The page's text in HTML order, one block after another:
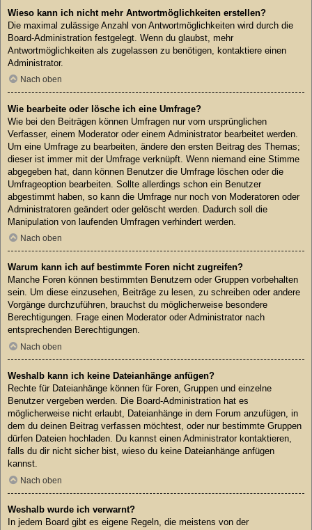
Wieso kann ich nicht mehr Antwortmöglichkeiten erstellen?
Die maximal zulässige Anzahl von Antwortmöglichkeiten wird durch die
Board-Administration festgelegt. Wenn du glaubst, mehr
Antwortmöglichkeiten als zugelassen zu benötigen, kontaktiere einen
Administrator.
Nach oben
Wie bearbeite oder lösche ich eine Umfrage?
Wie bei den Beiträgen können Umfragen nur vom ursprünglichen
Verfasser, einem Moderator oder einem Administrator bearbeitet werden.
Um eine Umfrage zu bearbeiten, ändere den ersten Beitrag des Themas;
dieser ist immer mit der Umfrage verknüpft. Wenn niemand eine Stimme
abgegeben hat, dann können Benutzer die Umfrage löschen oder die
Umfrageoption bearbeiten. Sollte allerdings schon ein Benutzer
abgestimmt haben, so kann die Umfrage nur noch von Moderatoren oder
Administratoren geändert oder gelöscht werden. Dadurch soll die
Manipulation von laufenden Umfragen verhindert werden.
Nach oben
Warum kann ich auf bestimmte Foren nicht zugreifen?
Manche Foren können bestimmten Benutzern oder Gruppen vorbehalten
sein. Um diese einzusehen, Beiträge zu lesen, zu schreiben oder andere
Vorgänge durchzuführen, brauchst du möglicherweise besondere
Berechtigungen. Frage einen Moderator oder Administrator nach
entsprechenden Berechtigungen.
Nach oben
Weshalb kann ich keine Dateianhänge anfügen?
Rechte für Dateianhänge können für Foren, Gruppen und einzelne
Benutzer vergeben werden. Die Board-Administration hat es
möglicherweise nicht erlaubt, Dateianhänge in dem Forum anzufügen, in
dem du deinen Beitrag verfassen möchtest, oder nur bestimmte Gruppen
dürfen Dateien hochladen. Du kannst einen Administrator kontaktieren,
falls du dir nicht sicher bist, wieso du keine Dateianhänge anfügen
kannst.
Nach oben
Weshalb wurde ich verwarnt?
In jedem Board gibt es eigene Regeln, die meistens von der